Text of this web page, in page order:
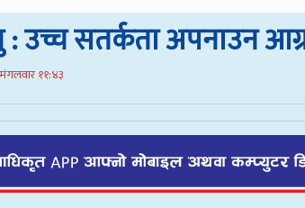
: उच्च सतर्कता अपनाउन
११:४३